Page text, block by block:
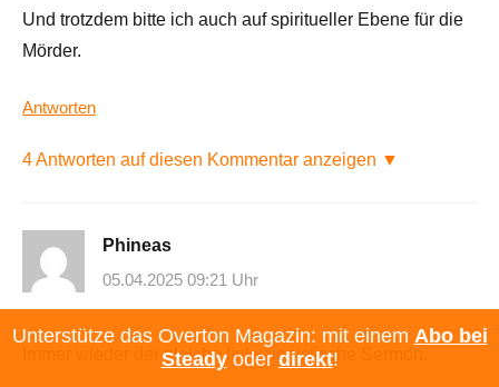
Und trotzdem bitte ich auch auf spiritueller Ebene für die
Mörder.
Antworten
4 Antworten auf diesen Kommentar anzeigen ▼
Phineas
05.04.2025 09:21 Uhr
Immer wieder der gleiche linkszionistische Sermon.
Unterstütze das Overton Magazin: mit einem Abo bei
Steadyoder direkt!